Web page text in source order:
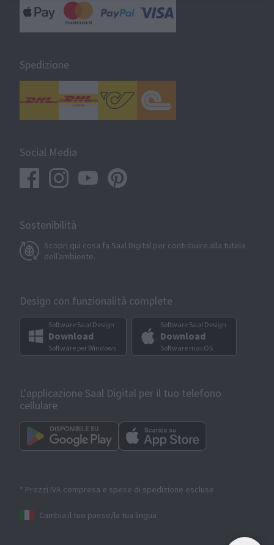
Spedizione
Social Media
Sostenibilità
Scopri qui cosa fa Saal Digital per contribuire alla tutela
dell’ambiente.
Design con funzionalità complete
Software Saal Design
Download
Software per Windows
Software Saal Design
Download
Software macOS
L'applicazione Saal Digital per il tuo telefono
cellulare
* Prezzi IVA compresa e spese di spedizione escluse
Cambia il tuo paese/la tua lingua